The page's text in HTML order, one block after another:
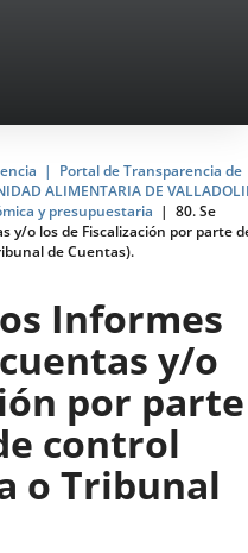
Portal de Transparencia de
ALIMENTARIA DE
y presupuestaria
80. Se
y/o los de Fiscalización por parte
de Cuentas).
Informes
y/o
por parte
control
o Tribunal